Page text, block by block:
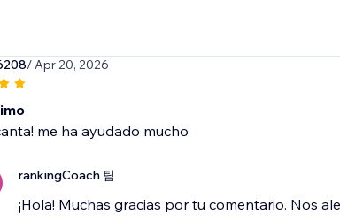
/ Apr 20, 2026
me ha ayudado mucho
rankingCoach 팀
¡Hola! Muchas gracias por tu comentario. Nos